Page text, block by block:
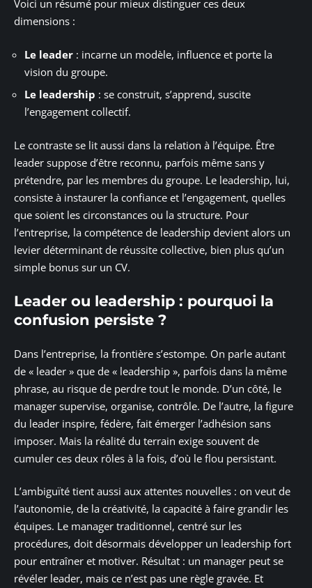
Voici un résumé pour mieux distinguer ces deux
dimensions :
Le leader : incarne un modèle, influence et porte la
vision du groupe.
Le leadership : se construit, s’apprend, suscite
l’engagement collectif.
Le contraste se lit aussi dans la relation à l’équipe. Être
leader suppose d’être reconnu, parfois même sans y
prétendre, par les membres du groupe. Le leadership, lui,
consiste à instaurer la confiance et l’engagement, quelles
que soient les circonstances ou la structure. Pour
l’entreprise, la compétence de leadership devient alors un
levier déterminant de réussite collective, bien plus qu’un
simple bonus sur un CV.
Leader ou leadership : pourquoi la
confusion persiste ?
Dans l’entreprise, la frontière s’estompe. On parle autant
de « leader » que de « leadership », parfois dans la même
phrase, au risque de perdre tout le monde. D’un côté, le
manager supervise, organise, contrôle. De l’autre, la figure
du leader inspire, fédère, fait émerger l’adhésion sans
imposer. Mais la réalité du terrain exige souvent de
cumuler ces deux rôles à la fois, d’où le flou persistant.
L’ambiguïté tient aussi aux attentes nouvelles : on veut de
l’autonomie, de la créativité, la capacité à faire grandir les
équipes. Le manager traditionnel, centré sur les
procédures, doit désormais développer un leadership fort
pour entraîner et motiver. Résultat : un manager peut se
révéler leader, mais ce n’est pas une règle gravée. Et